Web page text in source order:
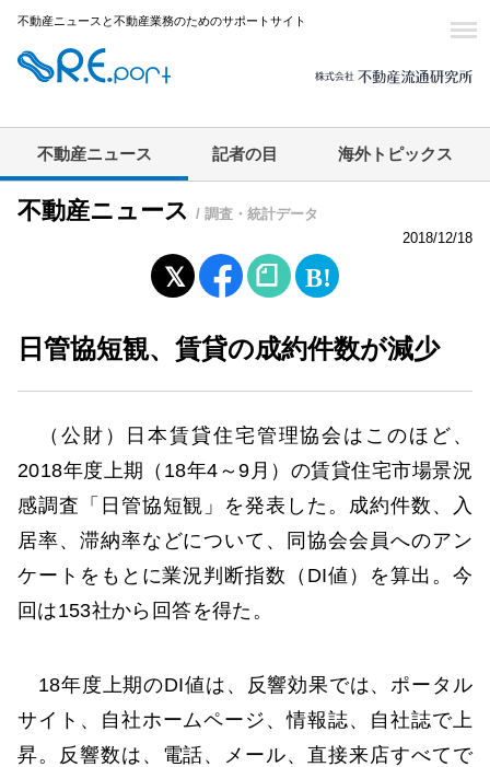
不動産ニュースと不動産業務のためのサポートサイト
不動産ニュース 記者の目 海外トピックス
不動産ニュース / 調査・統計データ
2018/12/18
日管協短観、賃貸の成約件数が減少
（公財）日本賃貸住宅管理協会はこのほど、
2018年度上期（18年4～9月）の賃貸住宅市場景況
感調査「日管協短観」を発表した。成約件数、入
居率、滞納率などについて、同協会会員へのアン
ケートをもとに業況判断指数（DI値）を算出。今
回は153社から回答を得た。
18年度上期のDI値は、反響効果では、ポータル
サイト、自社ホームページ、情報誌、自社誌で上
昇。反響数は、電話、メール、直接来店すべてで